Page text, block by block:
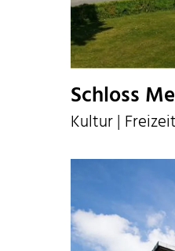
Schloss
Kultur | Freizeit